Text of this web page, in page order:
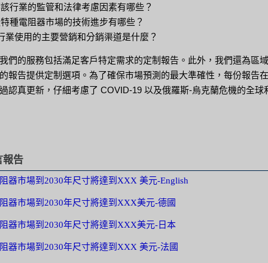
行業的監管和法律考慮因素有哪些？
種電阻器市場的技術進步有哪些？
業使用的主要營銷和分銷渠道是什麼？
們的服務包括滿足客戶特定需求的定制報告。此外，我們還為區
報告提供定制選項。為了確保市場預測的最大準確性，每份報告
認真更新，仔細考慮了 COVID-19 以及俄羅斯-烏克蘭危機的全球
報告
器市場到2030年尺寸將達到XXX 美元-English
器市場到2030年尺寸將達到XXX美元-德國
器市場到2030年尺寸將達到XXX美元-日本
器市場到2030年尺寸將達到XXX 美元-法國